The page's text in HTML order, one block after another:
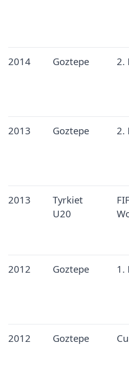
2014 Goztepe 2.
2013 Goztepe 2.
2013
Tyrkiet
U20
2012 Goztepe 1.
2012 Goztepe